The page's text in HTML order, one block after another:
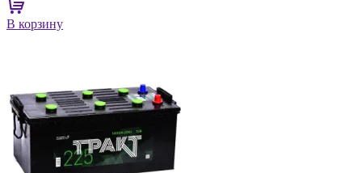
В корзину